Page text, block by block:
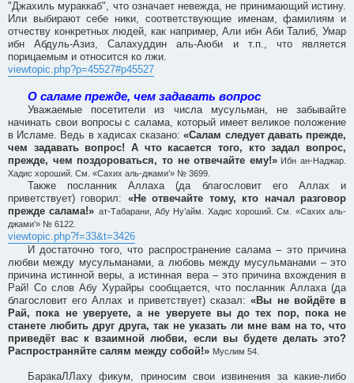
"Джахиль мураккаб", что означает невежда, не принимающий истину.
Или выбирают себе ники, соответствующие именам, фамилиям и
отчеству конкретных людей, как например, Али ибн Аби Талиб, Умар
ибн Абдуль-Азиз, Салахуддин аль-Аюби и т.п., что является
порицаемым и относится ко лжи.
viewtopic.php?p=45527#p45527
О саламе прежде, чем задавать вопрос
Уважаемые посетители из числа мусульман, не забывайте
начинать свои вопросы с салама, который имеет великое положение
в Исламе. Ведь в хадисах сказано:«Салам следует давать прежде,
чем задавать вопрос! А что касается того, кто задал вопрос,
прежде, чем поздороваться, то не отвечайте ему!»Ибн ан-Наджар.
Хадис хороший. См. «Сахих аль-джами’» № 3699.
Также посланник Аллаха (да благословит его Аллах и
приветствует) говорил: «Не отвечайте тому, кто начал разговор
прежде салама!» ат-Табарани, Абу Ну’айм. Хадис хороший. См. «Сахих аль-
джами’» № 6122.
viewtopic.php?f=33&t=3426
И достаточно того, что распространение салама – это причина
любви между мусульманами, а любовь между мусульманами – это
причина истинной веры, а истинная вера – это причина вхождения в
Рай! Со слов Абу Хурайры сообщается, что посланник Аллаха (да
благословит его Аллах и приветствует) сказал:«Вы не войдёте в
Рай, пока не уверуете, а не уверуете вы до тех пор, пока не
станете любить друг друга, так не указать ли мне вам на то, что
приведёт вас к взаимной любви, если вы будете делать это?
Распространяйте салям между собой!» Муслим 54.
БаракаЛЛаху фикум, приносим свои извинения за какие-либо